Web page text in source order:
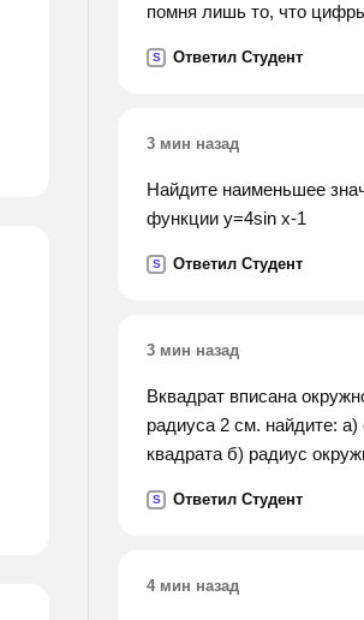
помня лишь то, что
того, что набраны
S Ответил Студент
3 мин назад
Найдите наименьшее
функции у=4sin x-1
S Ответил Студент
3 мин назад
Вквадрат вписана
радиуса 2 см. найдите: а)
квадрата б) радиус
S Ответил Студент
4 мин назад